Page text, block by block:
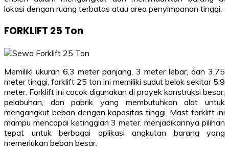
lokasi dengan ruang terbatas atau area penyimpanan tinggi.
FORKLIFT 25 Ton
Memiliki ukuran 6,3 meter panjang, 3 meter lebar, dan 3,75
meter tinggi, forklift 25 ton ini memiliki sudut belok sekitar 5,9
meter. Forklift ini cocok digunakan di proyek konstruksi besar,
pelabuhan, dan pabrik yang membutuhkan alat untuk
mengangkut beban dengan kapasitas tinggi. Mast forklift ini
mampu mencapai ketinggian 3 meter, menjadikannya pilihan
tepat untuk berbagai aplikasi angkutan barang yang
memerlukan beban besar.